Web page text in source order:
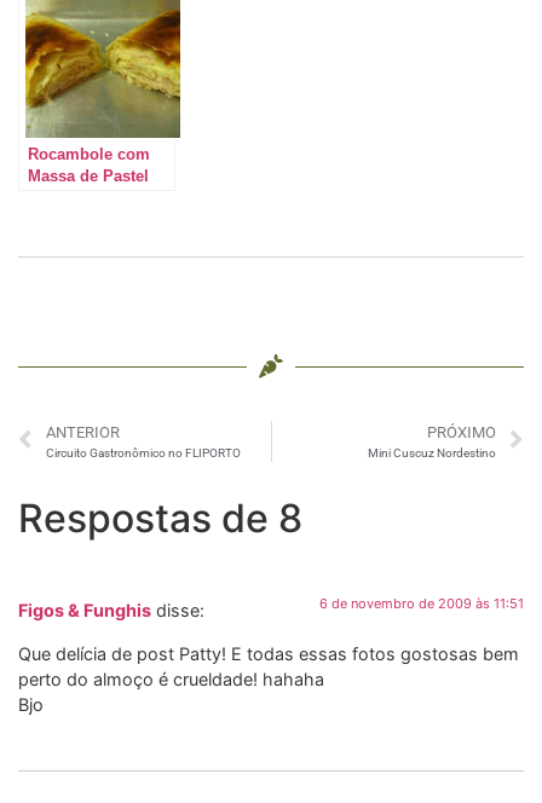
Rocambole com
Massa de Pastel
ANTERIOR
Circuito Gastronômico no FLIPORTO
PRÓXIMO
Mini Cuscuz Nordestino
Respostas de 8
Figos & Funghis disse: 6 de novembro de 2009 às 11:51
Que delícia de post Patty! E todas essas fotos gostosas bem
perto do almoço é crueldade! hahaha
Bjo